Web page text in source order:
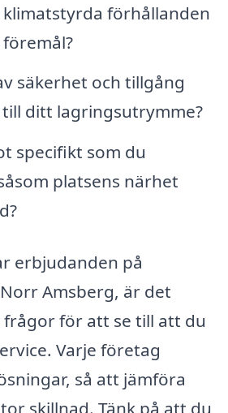
förhållanden
säkerhet och tillgång
ditt lagringsutrymme?
specifikt som du
platsens närhet
erbjudanden på
Amsberg, är det
för att se till att du
Varje företag
så att jämföra
skillnad. Tänk på att du